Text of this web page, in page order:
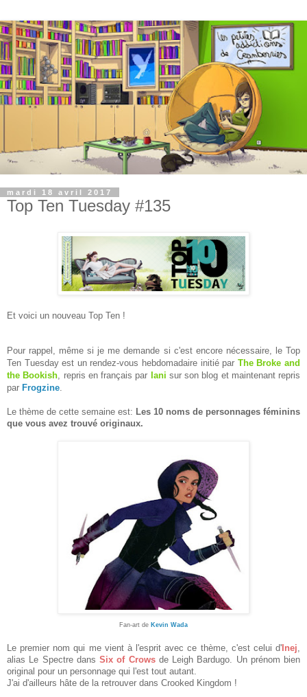
mardi 18 avril 2017
Top Ten Tuesday #135
Et voici un nouveau Top Ten !
Pour rappel, même si je me demande si c'est encore nécessaire, le Top
Ten Tuesday est un rendez-vous hebdomadaire initié par The Broke and
the Bookish , repris en français par Iani sur son blog et maintenant repris
par Frogzine
Le thème de cette semaine est: Les 10 noms de personnages féminins
que vous avez trouvé originaux.
Fan-art de Kevin Wada
Le premier nom qui me vient à l'esprit avec ce thème, c'est celui d' Inej
alias Le Spectre dans Six of Crowsde Leigh Bardugo. Un prénom bien
original pour un personnage qui l'est tout autant.
J'ai d'ailleurs hâte de la retrouver dans Crooked Kingdom !